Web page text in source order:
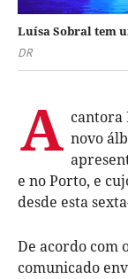
Luísa Sobral tem
DR
A cantora
novo
e no Porto, e
desde esta
De acordo com
comunicado